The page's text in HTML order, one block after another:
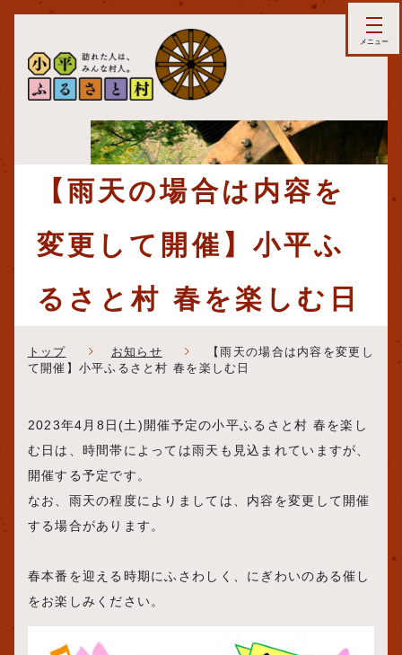
【雨天の場合は内容を
変更して開催】小平ふ
るさと村 春を楽しむ日
トップ お知らせ
【雨天の場合は内容を変更し
て開催】小平ふるさと村 春を楽しむ日
2023年4月8日(土)開催予定の小平ふるさと村 春を楽し
む日は、時間帯によっては雨天も見込まれていますが、
開催する予定です。
なお、雨天の程度によりましては、内容を変更して開催
する場合があります。
春本番を迎える時期にふさわしく、にぎわいのある催し
をお楽しみください。